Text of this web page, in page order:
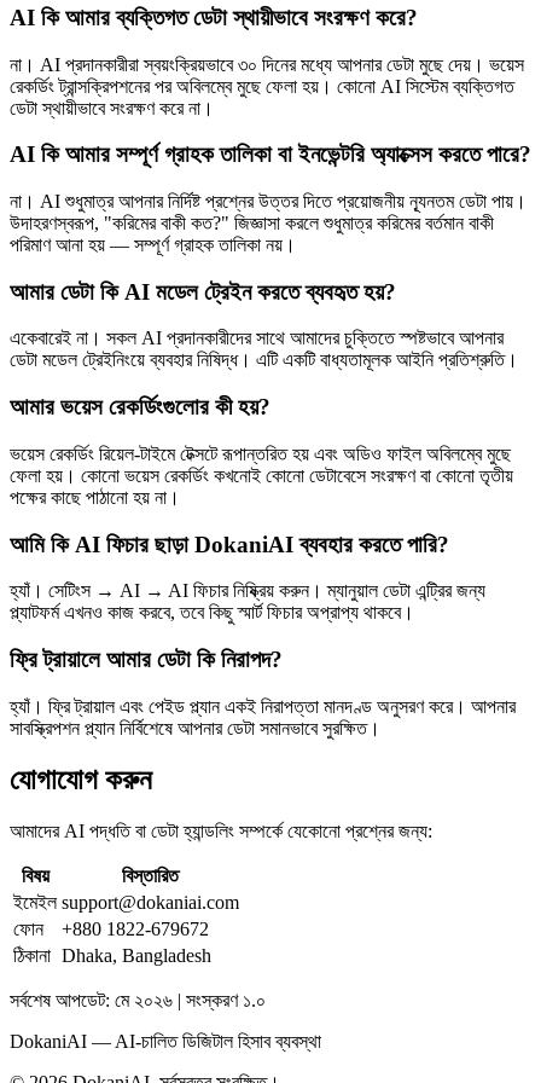
AI কি আমার ব্যক্তিগত ডেটা স্থায়ীভাবে সংরক্ষণ করে?
না। AI প্রদানকারীরা স্বয়ংক্রিয়ভাবে ৩০ দিনের মধ্যে আপনার ডেটা মুছে দেয়। ভয়েস
রেকর্ডিং ট্রান্সক্রিপশনের পর অবিলম্বে মুছে ফেলা হয়। কোনো AI সিস্টেম ব্যক্তিগত
ডেটা স্থায়ীভাবে সংরক্ষণ করে না।
AI কি আমার সম্পূর্ণ গ্রাহক তালিকা বা ইনভেন্টরি অ্যাক্সেস করতে পারে?
না। AI শুধুমাত্র আপনার নির্দিষ্ট প্রশ্নের উত্তর দিতে প্রয়োজনীয় ন্যূনতম ডেটা পায়।
উদাহরণস্বরূপ, "করিমের বাকী কত?" জিজ্ঞাসা করলে শুধুমাত্র করিমের বর্তমান বাকী
পরিমাণ আনা হয় — সম্পূর্ণ গ্রাহক তালিকা নয়।
আমার ডেটা কি AI মডেল ট্রেইন করতে ব্যবহৃত হয়?
একেবারেই না। সকল AI প্রদানকারীদের সাথে আমাদের চুক্তিতে স্পষ্টভাবে আপনার
ডেটা মডেল ট্রেইনিংয়ে ব্যবহার নিষিদ্ধ। এটি একটি বাধ্যতামূলক আইনি প্রতিশ্রুতি।
আমার ভয়েস রেকর্ডিংগুলোর কী হয়?
ভয়েস রেকর্ডিং রিয়েল-টাইমে টেক্সটে রূপান্তরিত হয় এবং অডিও ফাইল অবিলম্বে মুছে
ফেলা হয়। কোনো ভয়েস রেকর্ডিং কখনোই কোনো ডেটাবেসে সংরক্ষণ বা কোনো তৃতীয়
পক্ষের কাছে পাঠানো হয় না।
আমি কি AI ফিচার ছাড়া DokaniAI ব্যবহার করতে পারি?
হ্যাঁ। সেটিংস → AI → AI ফিচার নিষ্ক্রিয় করুন। ম্যানুয়াল ডেটা এন্ট্রির জন্য
প্ল্যাটফর্ম এখনও কাজ করবে, তবে কিছু স্মার্ট ফিচার অপ্রাপ্য থাকবে।
ফ্রি ট্রায়ালে আমার ডেটা কি নিরাপদ?
হ্যাঁ। ফ্রি ট্রায়াল এবং পেইড প্ল্যান একই নিরাপত্তা মানদণ্ড অনুসরণ করে। আপনার
সাবস্ক্রিপশন প্ল্যান নির্বিশেষে আপনার ডেটা সমানভাবে সুরক্ষিত।
যোগাযোগ করুন
আমাদের AI পদ্ধতি বা ডেটা হ্যান্ডলিং সম্পর্কে যেকোনো প্রশ্নের জন্য:
বিষয়
বিস্তারিত
ইমেইল support@dokaniai.com
ফোন
+880 1822-679672
ঠিকানা Dhaka, Bangladesh
সর্বশেষ আপডেট: মে ২০২৬ | সংস্করণ ১.০
DokaniAI — AI-চালিত ডিজিটাল হিসাব ব্যবস্থা